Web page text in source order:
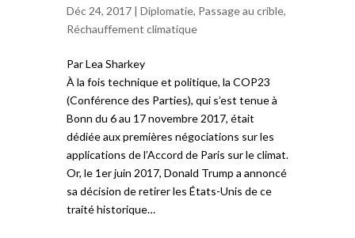
Déc 24, 2017 | Diplomatie, Passage au crible,
Réchauffement climatique
Par Lea Sharkey
À la fois technique et politique, la COP23
(Conférence des Parties), qui s’est tenue à
Bonn du 6 au 17 novembre 2017, était
dédiée aux premières négociations sur les
applications de l’Accord de Paris sur le climat.
Or, le 1er juin 2017, Donald Trump a annoncé
sa décision de retirer les États-Unis de ce
traité historique…